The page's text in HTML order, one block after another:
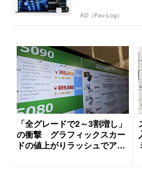
AD（Fav-Log）
「全グレードで2～3割増し」
の衝撃 グラフィックスカー
ドの値上がりラッシュでアキ